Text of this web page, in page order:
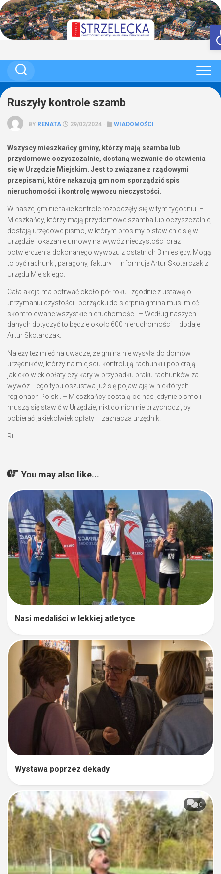
Skip
to
content
Ruszyły kontrole szamb
BY RENATA 29/02/2024 · WIADOMOŚCI
Wszyscy mieszkańcy gminy, którzy mają szamba lub
przydomowe oczyszczalnie, dostaną wezwanie do stawienia
się w Urzędzie Miejskim. Jest to związane z rządowymi
przepisami, które nakazują gminom sporządzić spis
nieruchomości i kontrolę wywozu nieczystości.
W naszej gminie takie kontrole rozpoczęły się w tym tygodniu. –
Mieszkańcy, którzy mają przydomowe szamba lub oczyszczalnie,
dostają urzędowe pismo, w którym prosimy o stawienie się w
Urzędzie i okazanie umowy na wywóz nieczystości oraz
potwierdzenia dokonanego wywozu z ostatnich 3 miesięcy. Mogą
to być rachunki, paragony, faktury – informujeArtur Skotarczak z
Urzędu Miejskiego.
Cała akcja ma potrwać około pół roku i zgodnie z ustawą o
utrzymaniu czystości i porządku do sierpnia gmina musi mieć
skontrolowane wszystkie nieruchomości. – Według naszych
danych dotyczyć to będzie około 600 nieruchomości – dodaje
Artur Skotarczak
Należy też mieć na uwadze, że gmina nie wysyła do domów
urzędników, którzy na miejscu kontrolują rachunki i pobierają
jakiekolwiek opłaty czy kary w przypadku braku rachunków za
wywóz. Tego typu oszustwa już się pojawiają w niektórych
regionach Polski. – Mieszkańcy dostają od nas jedynie pismo i
muszą się stawić w Urzędzie, nikt do nich nie przychodzi, by
pobierać jakiekolwiek opłaty – zaznacza urzędnik.
Rt
You may also like...
Nasi medaliści w lekkiej atletyce
Wystawa poprzez dekady
0